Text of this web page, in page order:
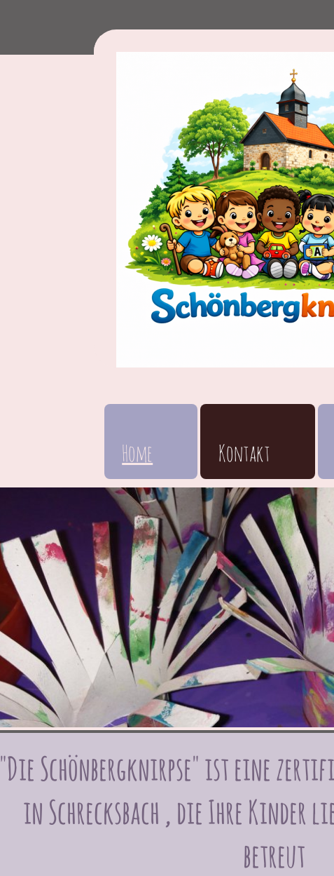
Home Kontakt
"Die Schönbergknirpse" ist eine
in Schrecksbach , die Ihre Kinder
betreut